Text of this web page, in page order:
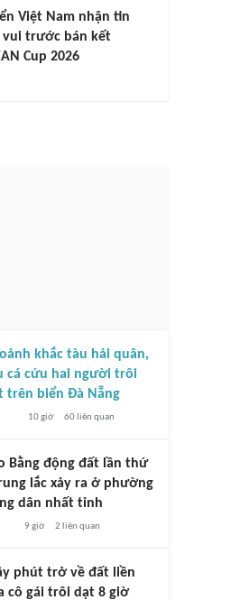
Việt Nam nhận tin
vui trước bán kết
Cup 2026
khắc tàu hải quân,
cá cứu hai người trôi
trên biển Đà Nẵng
10 giờ 60liên quan
Bằng động đất lần thứ
lắc xảy ra ở phường
dân nhất tỉnh
9 giờ 2 liên quan
phút trở về đất liền
cô gái trôi dạt 8 giờ